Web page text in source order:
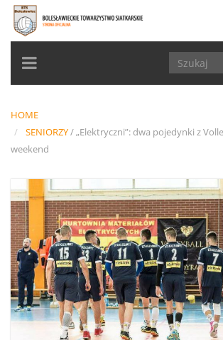
TOGGLE
NAVIGATION
HOME
SENIORZY/„Elektryczni”: dwa pojedynki z
weekend